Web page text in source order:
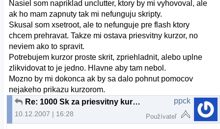
Nasiel som napriklad unclutter, ktory by mi vyhovoval, ale
ak ho mam zapnuty tak mi nefunguju skripty.
Skusal som xsetroot, ale to nefunguje pre flash ktory
chcem prehravat. Takze mi ostava priesvitny kurzor, no
neviem ako to spravit.
Potrebujem kurzor proste skrit, zpriehladnit, alebo uplne
zlikvidovat to je jedno. Hlavne aby tam nebol.
Mozno by mi dokonca ak by sa dalo pohnut pomocov
nejakeho prikazu kurzorom.
Re: 1000 Sk za priesvitny kurzor
10.12.2007 | 16:28
ppck
Používateľ